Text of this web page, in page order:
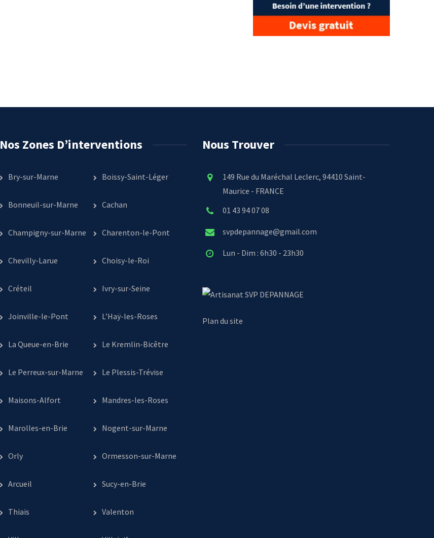
Nos Zones D’interventions
Bry-sur-Marne Boissy-Saint-Léger
Bonneuil-sur-Marne Cachan
Champigny-sur-Marne Charenton-le-Pont
Chevilly-Larue Choisy-le-Roi
Créteil Ivry-sur-Seine
Joinville-le-Pont L’Haÿ-les-Roses
La Queue-en-Brie Le Kremlin-Bicêtre
Le Perreux-sur-Marne Le Plessis-Trévise
Maisons-Alfort Mandres-les-Roses
Marolles-en-Brie Nogent-sur-Marne
Orly Ormesson-sur-Marne
Arcueil Sucy-en-Brie
Thiais Valenton
Nous Trouver
149 Rue du Maréchal Leclerc, 94410 Saint-
Maurice - FRANCE
01 43 94 07 08
svpdepannage@gmail.com
Lun - Dim : 6h30 - 23h30
SVP DEPANNAGE
Plan du site